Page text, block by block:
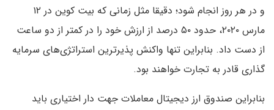
و در هر روز انجام شود؛ دقیقا مثل زمانی که بیت کوین در ۱۲
مارس ۲۰۲۰، حدود ۵۰ درصد از ارزش خود را در کمتر از دو ساعت
از دست داد. بنابراین تنها واکنش پذیرترین استراتژی‌های سرمایه
گذاری قادر به تجارت خواهند بود.
بنابراین صندوق ارز دیجیتال معاملات جهت دار اختیاری باید